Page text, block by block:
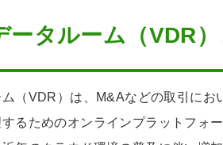
ータルーム（VDR
（VDR）は、M&Aなどの取引にお
るためのオンラインプラットフォ